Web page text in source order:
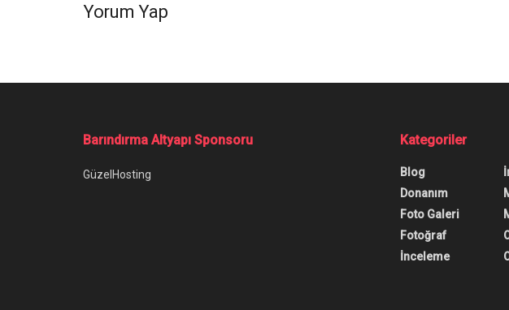
Yorum Yap
Ana Sayfa/Dota 2’de Hile Kullananlar Büyük Tuzağa Düştü
Dota 2’de Hile
Dota 2'de hile kullananlar, Valve tarafından hazırlanan bir